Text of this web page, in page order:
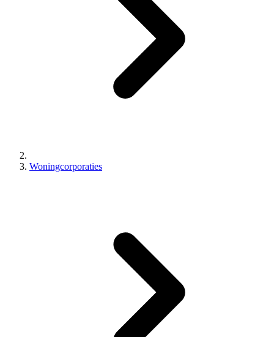
Woningcorporaties